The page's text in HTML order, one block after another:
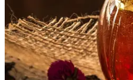
Kaviarne
Víno
Kultúra a
Šport a
Školstvo
Ekonomika
Prešovský kraj